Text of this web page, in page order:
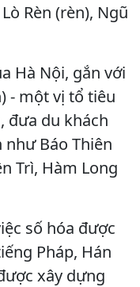
Rèn (rèn), Ngũ
Hà Nội, gắn với
- một vị tổ tiêu
đưa du khách
Báo Thiên
Trì, Hàm Long
số hóa được
Pháp, Hán
xây dựng